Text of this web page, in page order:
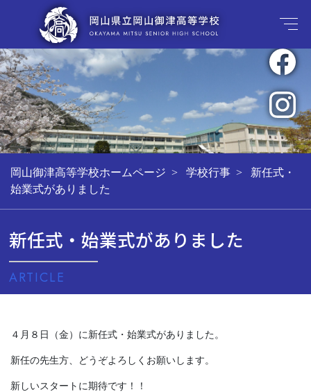
岡山御津高等学校ホームページ 学校行事
新任式・
始業式がありました
新任式・始業式がありました
ARTICLE
４月８日（金）に新任式・始業式がありました。
新任の先生方、どうぞよろしくお願いします。
新しいスタートに期待です！！